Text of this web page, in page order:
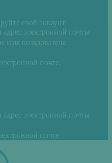
свой аккаунт
электронной почты
имя пользователя
почте.
электронной почты
почте.